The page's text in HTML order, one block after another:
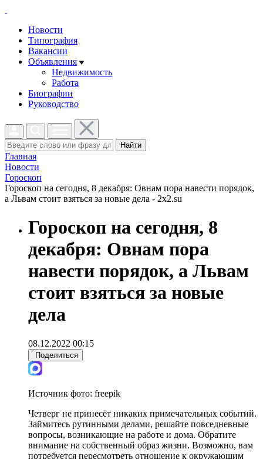
Новости
Типография
Вакансии
Объявления
Недвижимость
Работа
Биографии
Руководство
Найти
Главная
Новости
Гороскоп
Гороскоп на сегодня, 8 декабря: Овнам пора навести порядок,
а Львам стоит взяться за новые дела - 2x2.su
Гороскоп на сегодня, 8
декабря: Овнам пора
навести порядок, а Львам
стоит взяться за новые
дела
08.12.2022 00:15
Поделиться
Источник фото: freepik
Четверг не принесёт никаких примечательных событий.
Займитесь рутинными делами, решайте повседневные
вопросы, возникающие на работе и дома. Обратите
внимание на собственный образ жизни. Возможно, вам
потребуется пересмотреть отношение к окружающим